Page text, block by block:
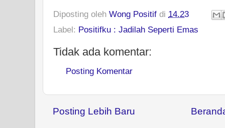
Diposting oleh Wong Positif di 14.23
Label: Positifku : Jadilah Seperti Emas
Tidak ada komentar:
Posting Komentar
Posting Lebih Baru